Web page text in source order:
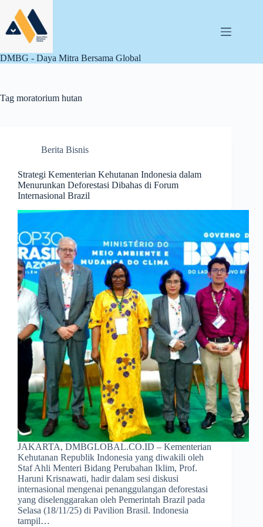
content
DMBG - Daya Mitra Bersama Global
Tag moratorium hutan
Berita Bisnis
Strategi Kementerian Kehutanan Indonesia dalam
Menurunkan Deforestasi Dibahas di Forum
Internasional Brazil
JAKARTA, DMBGLOBAL.CO.ID – Kementerian
Kehutanan Republik Indonesia yang diwakili oleh
Staf Ahli Menteri Bidang Perubahan Iklim, Prof.
Haruni Krisnawati, hadir dalam sesi diskusi
internasional mengenai penanggulangan deforestasi
yang diselenggarakan oleh Pemerintah Brazil pada
Selasa (18/11/25) di Pavilion Brasil. Indonesia
tampil…